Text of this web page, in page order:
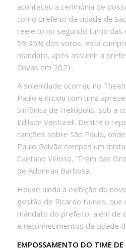
aconteceu a cerimônia de
como prefeito da cidade de
reeleito no segundo turno das
59,35% dos votos, está
mandato, após assumir a
Covas em 2021.
A solenidade ocorreu no
Paulo e iniciou com uma
Sinfônica de Heliópolis, sob a
Edilson Ventureli. Dentre o
canções sobre São Paulo,
Paulo Galvão compôs um
Caetano Veloso, ‘Trem das
de Adoniran Barbosa.
Houve ainda a exibição do
gestão de Ricardo Nunes,
mandato do prefeito, além de
e reconhecimentos da cidade
EMPOSSAMENTO DO TIME DE